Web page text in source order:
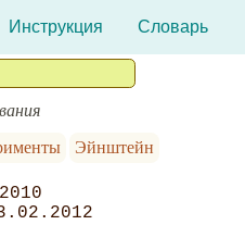
Инструкция Словарь
Эйнштейн